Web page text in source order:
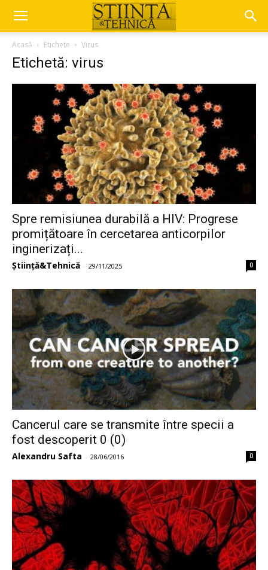
Acasă Etichete Virus
Etichetă: virus
Spre remisiunea durabilă a HIV: Progrese
promițătoare în cercetarea anticorpilor
inginerizați...
Știință&Tehnică - 29/11/2025 0
Cancerul care se transmite între specii a
fost descoperit 0 (0)
Alexandru Safta - 28/06/2016 0